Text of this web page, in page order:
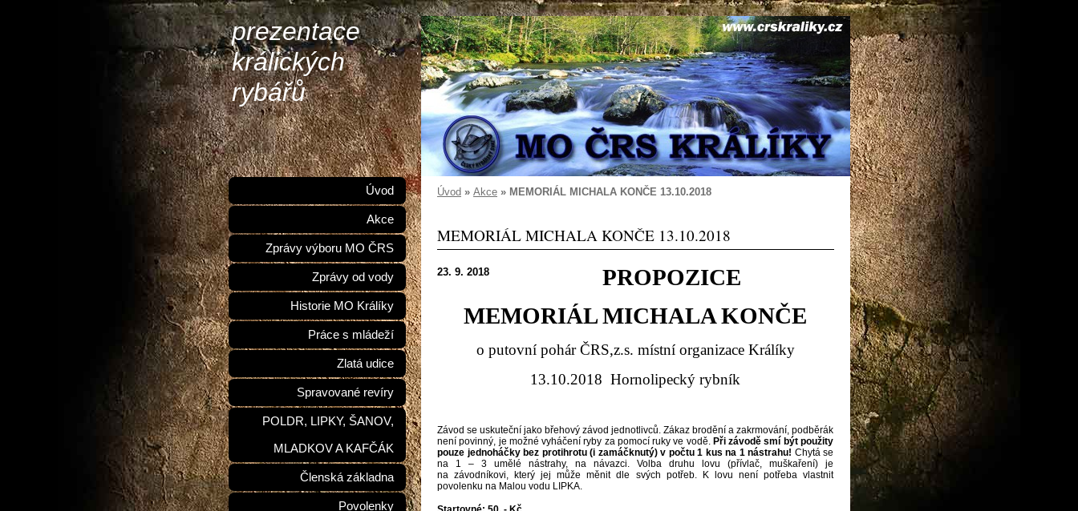
prezentace
králických
rybářů
Úvod » Akce » MEMORIÁL MICHALA KONČE 13.10.2018
MEMORIÁL MICHALA KONČE 13.10.2018
23. 9. 2018
PROPOZICE
MEMORIÁL MICHALA KONČE
o putovní pohár ČRS,z.s. místní organizace Králíky
13.10.2018 Hornolipecký rybník
Závod se uskuteční jako břehový závod jednotlivců. Zákaz brodění a zakrmování, podběrák
není povinný, je možné vyháčení ryby za pomocí ruky ve vodě. Při závodě smí být použity
pouze jednoháčky bez protihrotu (i zamáčknutý) v počtu 1 kus na 1 nástrahu! Chytá se
na 1 – 3 umělé nástrahy, na návazci. Volba druhu lovu (přívlač, muškaření) je
na závodníkovi, který jej může měnit dle svých potřeb. K lovu není potřeba vlastnit
povolenku na Malou vodu LIPKA.
Úvod
Akce
Zprávy výboru MO ČRS
Zprávy od vody
Historie MO Králíky
Práce s mládeží
Zlatá udice
Spravované revíry
POLDR, LIPKY, ŠANOV,
MLADKOV A KAFČÁK
Členská základna
Povolenky